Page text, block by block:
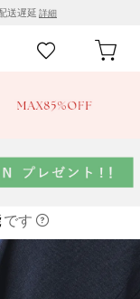
送遅延 詳細
です